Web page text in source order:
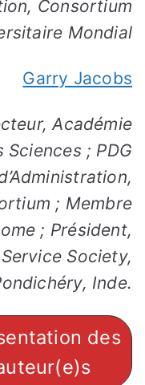
Consortium
Mondial
Garry Jacobs
Académie
; PDG
; Membre
; Président,
Society,
Inde.
des